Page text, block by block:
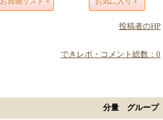
投稿者のHP
できレポ・コメント総数：0
分量 グループ